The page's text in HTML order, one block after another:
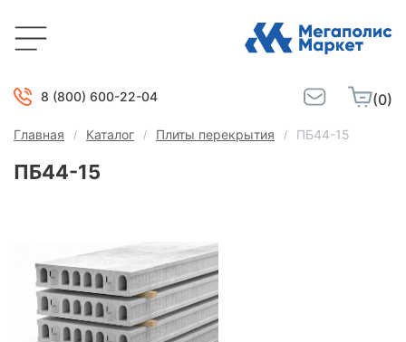
8 (800) 600-22-04 (0)
Главная Каталог Плиты перекрытия ПБ44-15
ПБ44-15